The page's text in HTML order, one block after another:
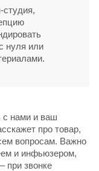
студия,
нуля или
с нами и ваш
про товар,
вопросам. Важно
и инфьюзером,
при звонке